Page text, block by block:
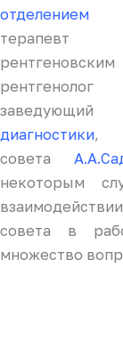
терапевт
диагностики,
совета
некоторым
совета в
множество